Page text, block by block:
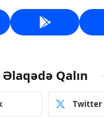
Əlaqədə Qalın
Twitter